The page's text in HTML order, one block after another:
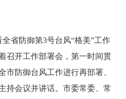
省防御第3号台风“格美”工作
召开工作部署会，第一时间贯
市防御台风工作进行再部署、
持会议并讲话。市委常委、常